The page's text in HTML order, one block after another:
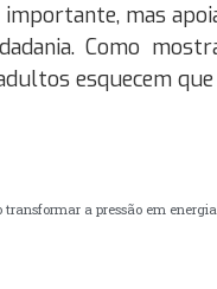
mas
Como
esquecem
transformar a pressão em